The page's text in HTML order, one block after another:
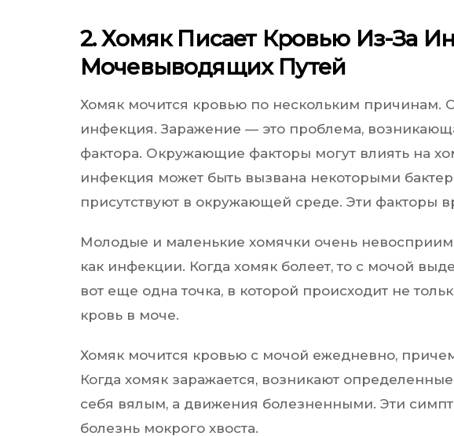
2. Хомяк Писает Кровью Из-За
Мочевыводящих Путей
Хомяк мочится кровью по нескольким причинам.
инфекция. Заражение — это проблема,
фактора. Окружающие факторы могут влиять на
инфекция может быть вызвана некоторыми
присутствуют в окружающей среде. Эти факторы
Молодые и маленькие хомячки очень
как инфекции. Когда хомяк болеет, то с мочой
вот еще одна точка, в которой происходит не
кровь в моче.
Хомяк мочится кровью с мочой ежедневно,
Когда хомяк заражается, возникают
себя вялым, а движения болезненными. Эти
болезнь мокрого хвоста.